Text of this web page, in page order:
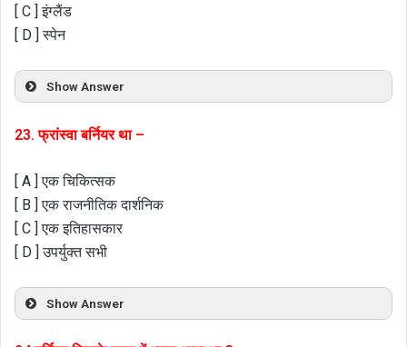
[ C ] इंग्लैंड
[ D ] स्पेन
Show Answer
23. फ्रांस्वा बर्नियर था –
[ A ] एक चिकित्सक
[ B ] एक राजनीतिक दार्शनिक
[ C ] एक इतिहासकार
[ D ] उपर्युक्त सभी
Show Answer